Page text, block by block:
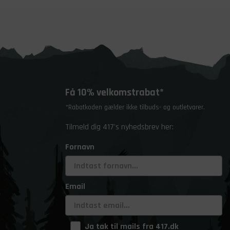
Få 10% velkomstrabat*
*Rabatkoden gælder ikke tilbuds- og outletvarer.
Tilmeld dig 417's nyhedsbrev her:
Fornavn
Email
Ja tak til mails fra 417.dk